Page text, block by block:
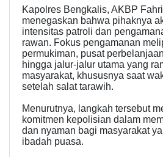
Kapolres Bengkalis, AKBP
menegaskan bahwa pihaknya
intensitas patroli dan
rawan. Fokus pengamanan
permukiman, pusat
hingga jalur-jalur utama yang
masyarakat, khususnya saat
setelah salat tarawih.
Menurutnya, langkah tersebut
komitmen kepolisian dalam
dan nyaman bagi masyarakat
ibadah puasa.